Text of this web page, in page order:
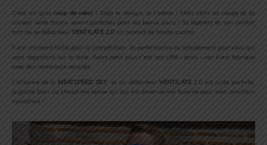
C’est un groscoup de cœur! Déjà le design, je l’adore ! Mais alors sa coupe et sa
couleur verte flashy seront parfaites pour les beaux jours ! Sa légèreté et son confort
font de se débardeur VENTILATE 2.0 un produit de haute qualité.
Il est vraiment taillé pour la compétition, la performance ou simplement pour ceux qui
sont regardant sur le style. Autre petit plus c’est son côté « écolo » car il est fabriqué
avec des matériaux recyclés.
L’alliance de la
MEATSPEED SKY et du débardeurVENTILATE 2.0 est juste parfaite,
je garde bien au chaud ma tenue qui oui est devenue ma favorite pour mon prochain
marathon !